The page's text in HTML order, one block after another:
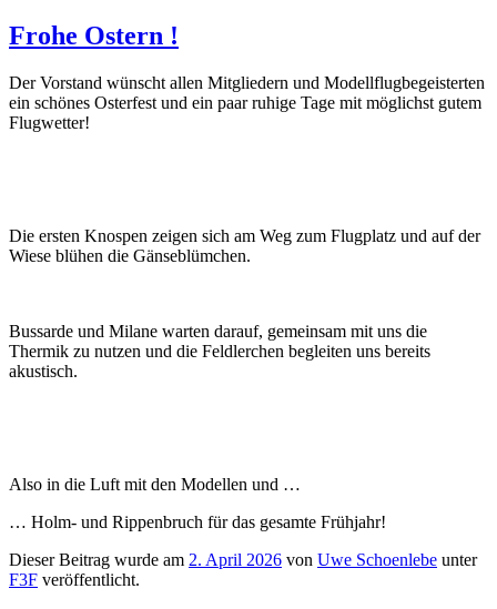
Frohe Ostern !
Der Vorstand wünscht allen Mitgliedern und Modellflugbegeisterten
ein schönes Osterfest und ein paar ruhige Tage mit möglichst gutem
Flugwetter!
Die ersten Knospen zeigen sich am Weg zum Flugplatz und auf der
Wiese blühen die Gänseblümchen.
Bussarde und Milane warten darauf, gemeinsam mit uns die
Thermik zu nutzen und die Feldlerchen begleiten uns bereits
akustisch.
Also in die Luft mit den Modellen und …
… Holm- und Rippenbruch für das gesamte Frühjahr!
Dieser Beitrag wurde am 2. April 2026 von Uwe Schoenlebe unter
F3F veröffentlicht.